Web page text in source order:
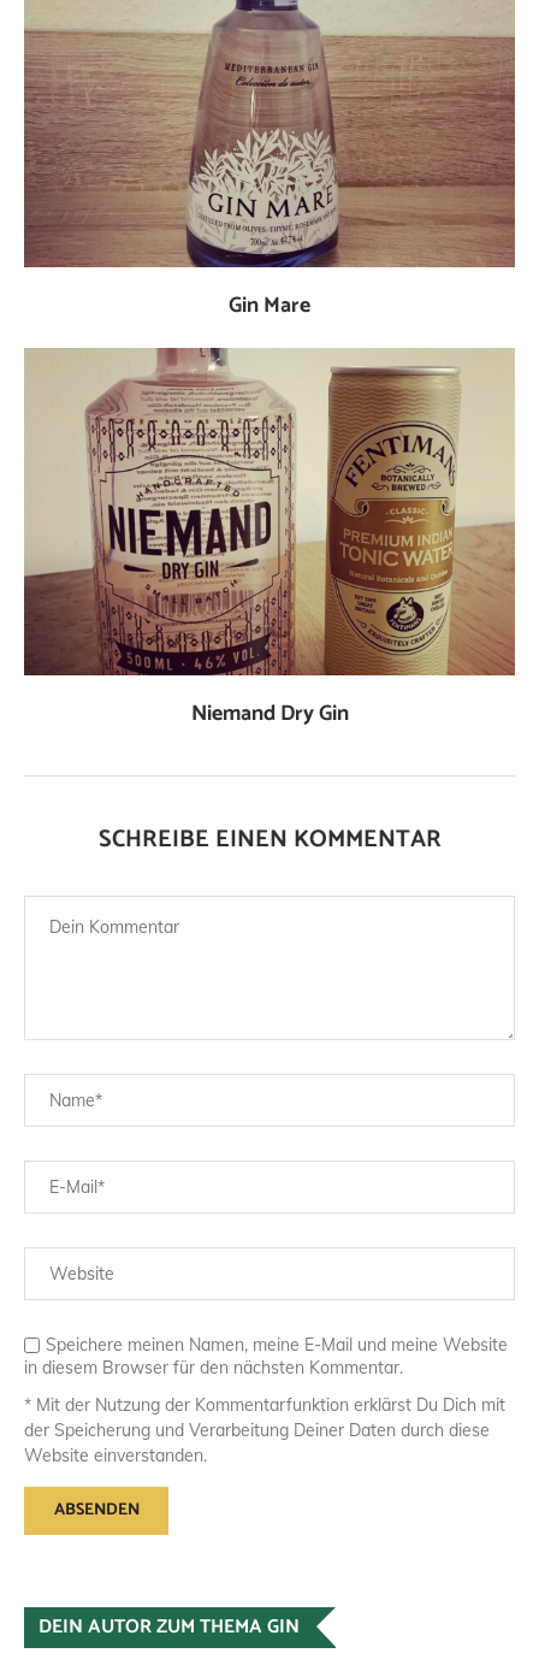
Gin Mare
Niemand Dry Gin
SCHREIBE EINEN KOMMENTAR
Speichere meinen Namen, meine E-Mail und meine Website
in diesem Browser für den nächsten Kommentar.
* Mit der Nutzung der Kommentarfunktion erklärst Du Dich mit
der Speicherung und Verarbeitung Deiner Daten durch diese
Website einverstanden.
DEIN AUTOR ZUM THEMA GIN